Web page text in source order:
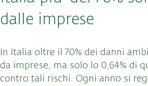
dalle imprese
In Italia oltre il 70% dei danni
da imprese, ma solo lo 0,64% di
contro tali rischi. Ogni anno si